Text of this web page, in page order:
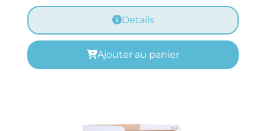
Details
Ajouter au panier